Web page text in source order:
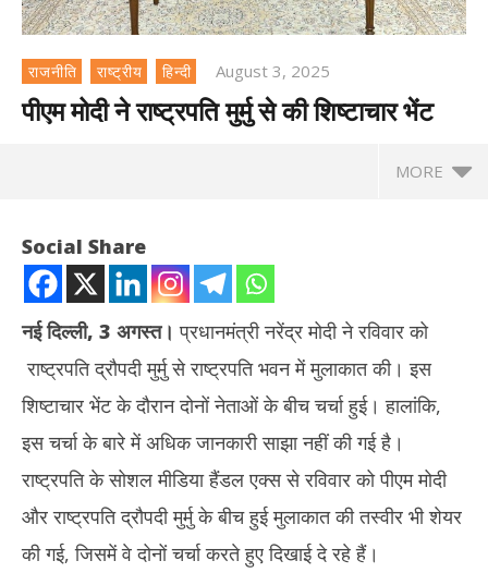
राजनीति राष्ट्रीय हिन्दी August 3, 2025
पीएम मोदी ने राष्ट्रपति मुर्मु से की शिष्टाचार भेंट
MORE
NOW VIEWING
पीएम मोदी ने राष्ट्रपति मुर्मु से की शिष्टाचार भेंट
Social Share
नई दिल्ली, 3 अगस्त। प्रधानमंत्री नरेंद्र मोदी ने रविवार को
राष्ट्रपति द्रौपदी मुर्मु से राष्ट्रपति भवन में मुलाकात की। इस
शिष्टाचार भेंट के दौरान दोनों नेताओं के बीच चर्चा हुई। हालांकि,
इस चर्चा के बारे में अधिक जानकारी साझा नहीं की गई है।
राष्ट्रपति के सोशल मीडिया हैंडल एक्स से रविवार को पीएम मोदी
और राष्ट्रपति द्रौपदी मुर्मु के बीच हुई मुलाकात की तस्वीर भी शेयर
की गई, जिसमें वे दोनों चर्चा करते हुए दिखाई दे रहे हैं।